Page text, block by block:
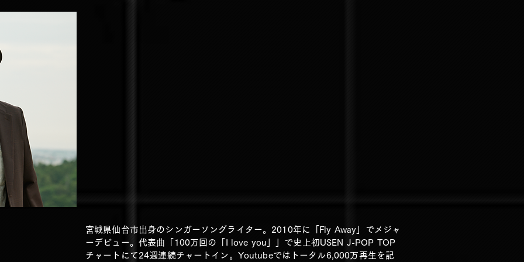
宮城県仙台市出身のシンガーソングライター。2010年に「Fly Away」でメジャ
ーデビュー。代表曲「100万回の「I love you」」で史上初USEN J-POP TOP
チャートにて24週連続チャートイン。Youtubeではトータル6,000万再生を記